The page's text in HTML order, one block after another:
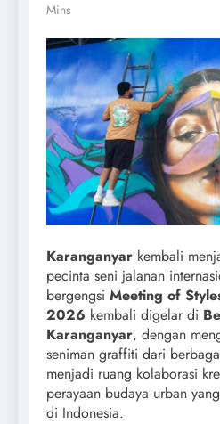
Mins
Karanganyar kembali
pecinta seni jalanan
bergengsi Meeting of
2026 kembali digelar di
Karanganyar, dengan
seniman graffiti dari
menjadi ruang kolaborasi
perayaan budaya urban
di Indonesia.